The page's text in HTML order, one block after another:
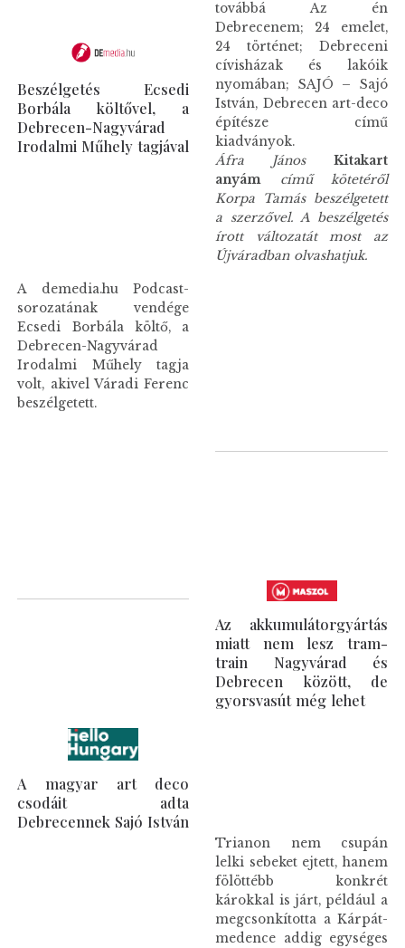
Beszélgetés Ecsedi
Borbála költővel, a
Debrecen-Nagyvárad
Irodalmi Műhely tagjával
A demedia.hu Podcast-
sorozatának vendége
Ecsedi Borbála költő, a
Debrecen-Nagyvárad
Irodalmi Műhely tagja
volt, akivel Váradi Ferenc
beszélgetett.
A magyar art deco
csodáit adta
Debrecennek Sajó István
továbbá Az én
Debrecenem; 24 emelet,
24 történet; Debreceni
cívisházak és lakóik
nyomában; SAJÓ – Sajó
István, Debrecen art-deco
építésze című
kiadványok.
Áfra János Kitakart
anyám című kötetéről
Korpa Tamás beszélgetett
a szerzővel. A beszélgetés
írott változatát most az
Újváradban olvashatjuk.
Az akkumulátorgyártás
miatt nem lesz tram-
train Nagyvárad és
Debrecen között, de
gyorsvasút még lehet
Trianon nem csupán
lelki sebeket ejtett, hanem
fölöttébb konkrét
károkkal is járt, például a
megcsonkította a Kárpát-
medence addig egységes